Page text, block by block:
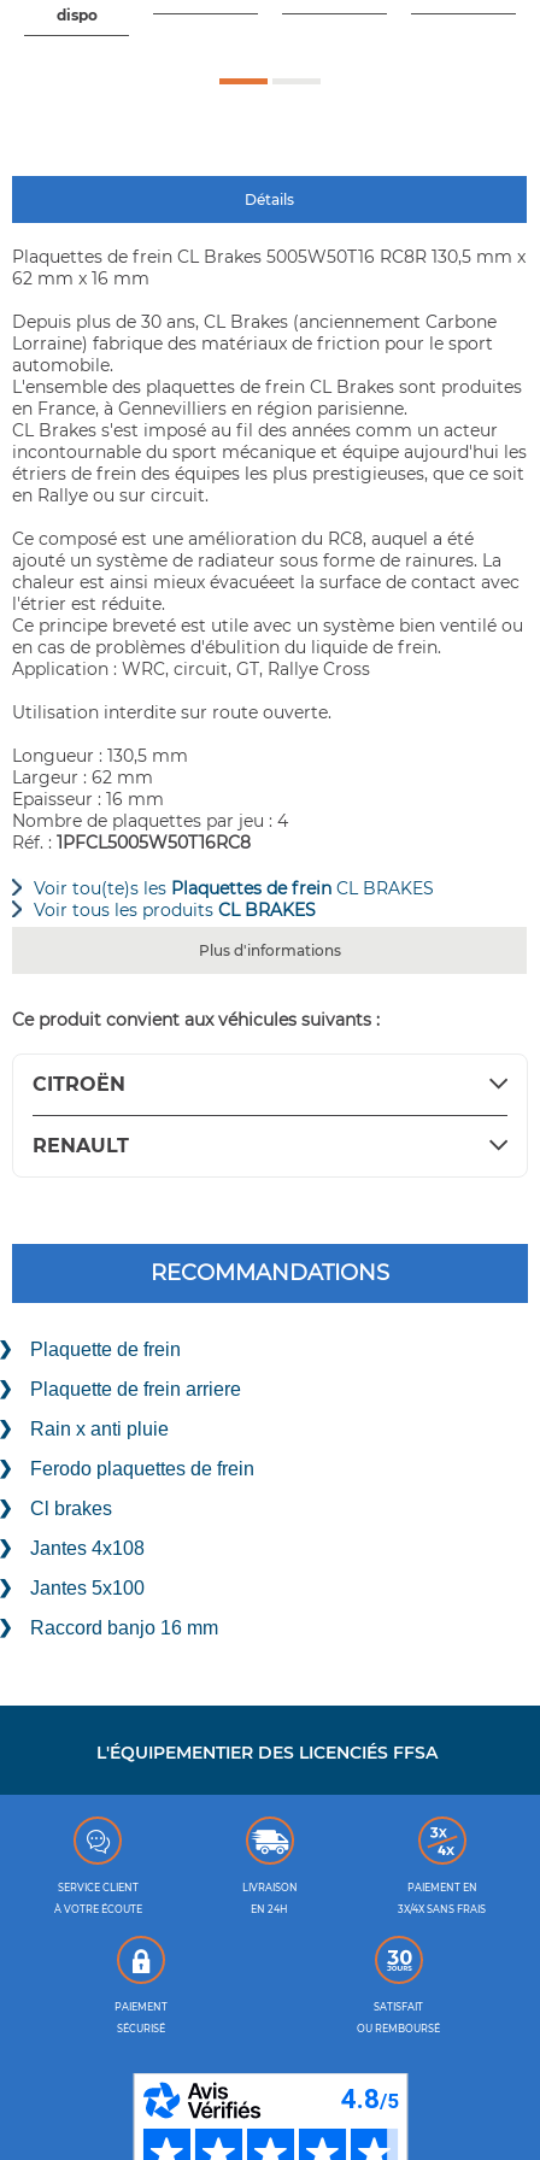
dispo
Détails
Plaquettes de frein CL Brakes 5005W50T16 RC8R 130,5 mm x
62 mm x 16 mm
Depuis plus de 30 ans, CL Brakes (anciennement Carbone
Lorraine) fabrique des matériaux de friction pour le sport
automobile.
L'ensemble des plaquettes de frein CL Brakes sont produites
en France, à Gennevilliers en région parisienne.
CL Brakes s'est imposé au fil des années comm un acteur
incontournable du sport mécanique et équipe aujourd'hui les
étriers de frein des équipes les plus prestigieuses, que ce soit
en Rallye ou sur circuit.
Ce composé est une amélioration du RC8, auquel a été
ajouté un système de radiateur sous forme de rainures. La
chaleur est ainsi mieux évacuéeet la surface de contact avec
l'étrier est réduite.
Ce principe breveté est utile avec un système bien ventilé ou
en cas de problèmes d'ébulition du liquide de frein.
Application : WRC, circuit, GT, Rallye Cross
Utilisation interdite sur route ouverte.
Longueur : 130,5 mm
Largeur : 62 mm
Epaisseur : 16 mm
Nombre de plaquettes par jeu : 4
Réf. : 1PFCL5005W50T16RC8
Voir tou(te)s les Plaquettes de frein CL BRAKES
Voir tous les produits CL BRAKES
Plus d'informations
Ce produit convient aux véhicules suivants :
CITROËN
RENAULT
RECOMMANDATIONS
Plaquette de frein
Plaquette de frein arriere
Rain x anti pluie
Ferodo plaquettes de frein
Cl brakes
Jantes 4x108
Jantes 5x100
Raccord banjo 16 mm
L'ÉQUIPEMENTIER DES LICENCIÉS FFSA
SERVICE CLIENT
À VOTRE ÉCOUTE
LIVRAISON
EN 24H
PAIEMENT EN
3X/4X SANS FRAIS
PAIEMENT
SÉCURISÉ
SATISFAIT
OU REMBOURSÉ